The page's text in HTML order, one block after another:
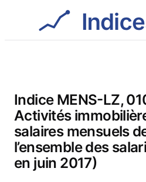
Indice MENS-LZ,
Activités
salaires mensuels
l’ensemble des
en juin 2017)